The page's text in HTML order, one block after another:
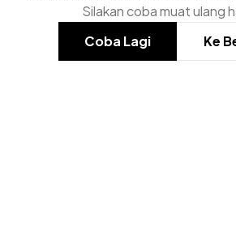
Silakan coba muat ulang
Coba Lagi
Ke